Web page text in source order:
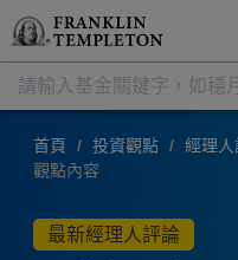
首頁 / 投資觀點 / 經理人
觀點內容
最新經理人評論